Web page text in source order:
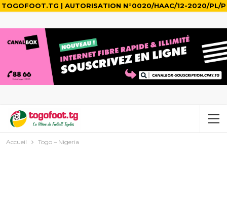
TOGOFOOT.TG | AUTORISATION N°0020/HAAC/12-2020/PL/P
Accueil Togo – Nigeria